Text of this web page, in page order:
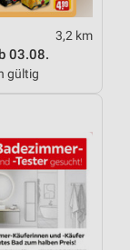
3,2 km
03.08.
gültig
von